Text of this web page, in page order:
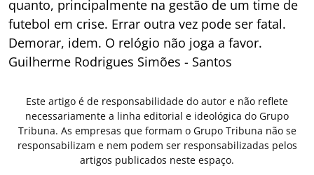
quanto, principalmente na gestão de um time de
futebol em crise. Errar outra vez pode ser fatal.
Demorar, idem. O relógio não joga a favor.
Guilherme Rodrigues Simões - Santos
Este artigo é de responsabilidade do autor e não reflete
necessariamente a linha editorial e ideológica do Grupo
Tribuna. As empresas que formam o Grupo Tribuna não se
responsabilizam e nem podem ser responsabilizadas pelos
artigos publicados neste espaço.